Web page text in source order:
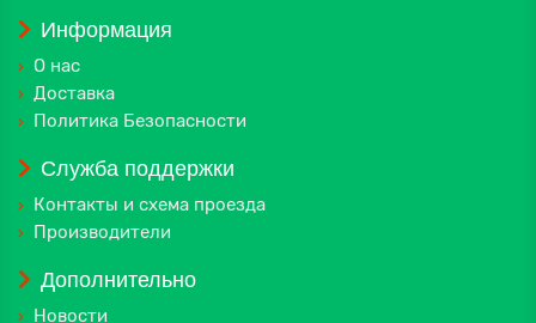
Информация
О нас
Доставка
Политика Безопасности
Служба поддержки
Контакты и схема проезда
Производители
Дополнительно
Новости